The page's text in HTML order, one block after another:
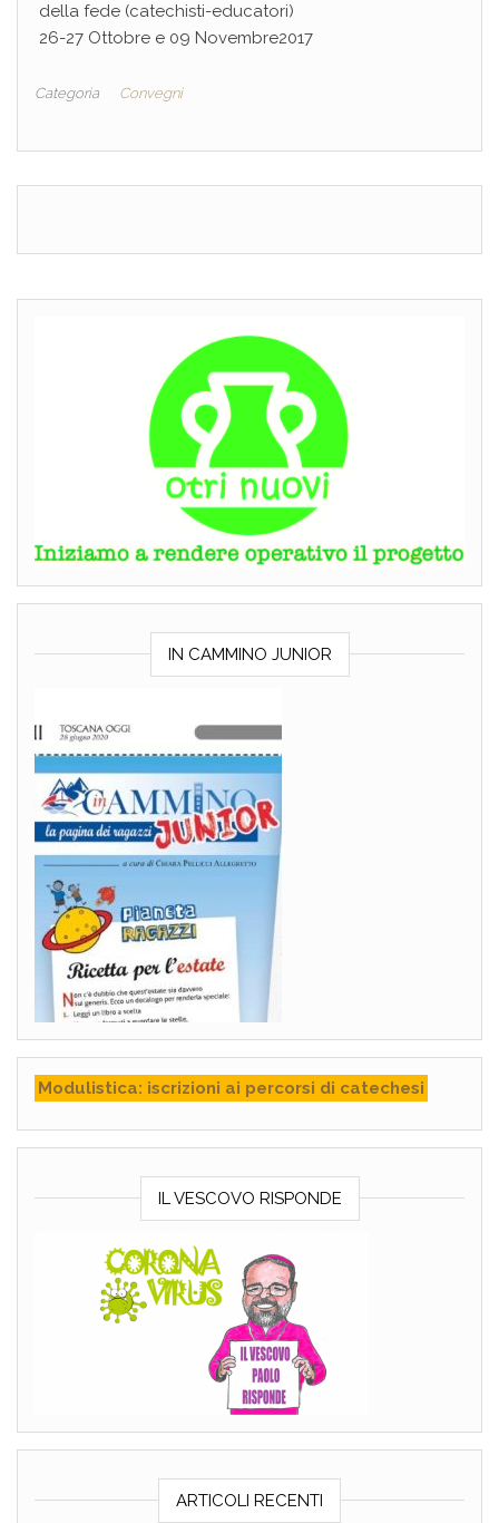
della fede (catechisti-educatori)
26-27 Ottobre e 09 Novembre2017
Categoria Convegni
IN CAMMINO JUNIOR
Modulistica: iscrizioni ai percorsi di catechesi
IL VESCOVO RISPONDE
ARTICOLI RECENTI